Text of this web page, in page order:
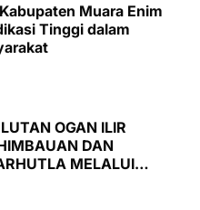
Muara Enim
Tinggi dalam
OGAN ILIR
DAN
MELALUI
(TOURING SAMBANG